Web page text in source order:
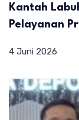
Kantah
Pelayanan
4 Juni 2026